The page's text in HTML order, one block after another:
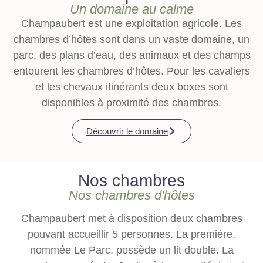
Un domaine au calme
Champaubert est une exploitation agricole. Les
chambres d’hôtes sont dans un vaste domaine, un
parc, des plans d’eau, des animaux et des champs
entourent les chambres d’hôtes. Pour les cavaliers
et les chevaux itinérants deux boxes sont
disponibles à proximité des chambres.
Découvrir le domaine
Nos chambres
Nos chambres d'hôtes
Champaubert met à disposition deux chambres
pouvant accueillir 5 personnes. La première,
nommée Le Parc, possède un lit double. La